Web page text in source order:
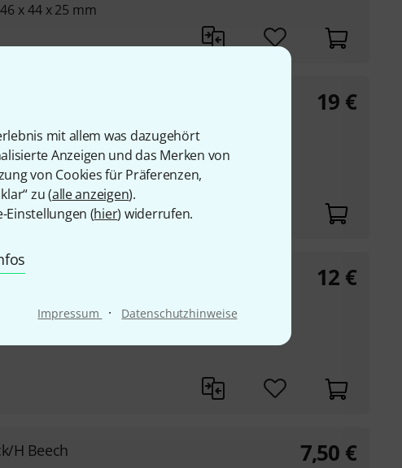
mit allem was dazugehört
Anzeigen und das Merken von
von Cookies für Präferenzen,
zu (alle anzeigen).
Einstellungen (hier) widerrufen.
Impressum · Datenschutzhinweise
x 44 x 25 mm
8" Halter
19 €
Frog Paint 12 €
H Beech 7,50 €